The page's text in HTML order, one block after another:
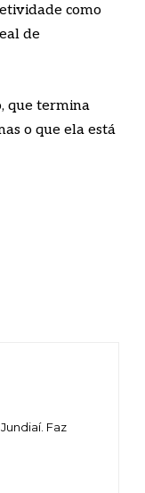
como
de
que termina
o que ela está
Faz